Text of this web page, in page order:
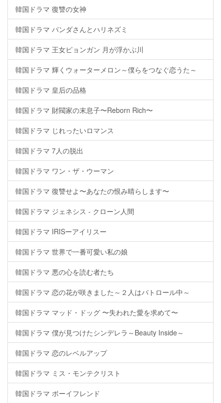
韓国ドラマ 復讐の女神
韓国ドラマ パンダさんとハリネズミ
韓国ドラマ 王女ピョンガン 月が浮かぶ川
韓国ドラマ 輝くウォーターメロン～僕らをつなぐ恋うた～
韓国ドラマ 皇后の品格
韓国ドラマ 財閥家の末息子〜Reborn Rich〜
韓国ドラマ じれったいロマンス
韓国ドラマ 7人の脱出
韓国ドラマ ワン・ザ・ウーマン
韓国ドラマ 復讐せよ〜あなたの恨み晴らします〜
韓国ドラマ ジェネシス - クローン人間
韓国ドラマ IRISーアイリスー
韓国ドラマ 世界で一番可愛い私の娘
韓国ドラマ 悪の心を読む者たち
韓国ドラマ 恋の花が咲きました～２人はパトロール中～
韓国ドラマ マッド・ドッグ 〜失われた愛を求めて〜
韓国ドラマ 僕が見つけたシンデレラ～Beauty Inside～
韓国ドラマ 恋のレベルアップ
韓国ドラマ ミス・モンテクリスト
韓国ドラマ ボーイフレンド